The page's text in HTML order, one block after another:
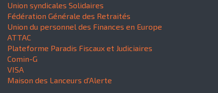
Union syndicales Solidaires
Fédération Générale des Retraités
Union du personnel des Finances en Europe
ATTAC
Plateforme Paradis Fiscaux et Judiciaires
Comin-G
VISA
Maison des Lanceurs d'Alerte